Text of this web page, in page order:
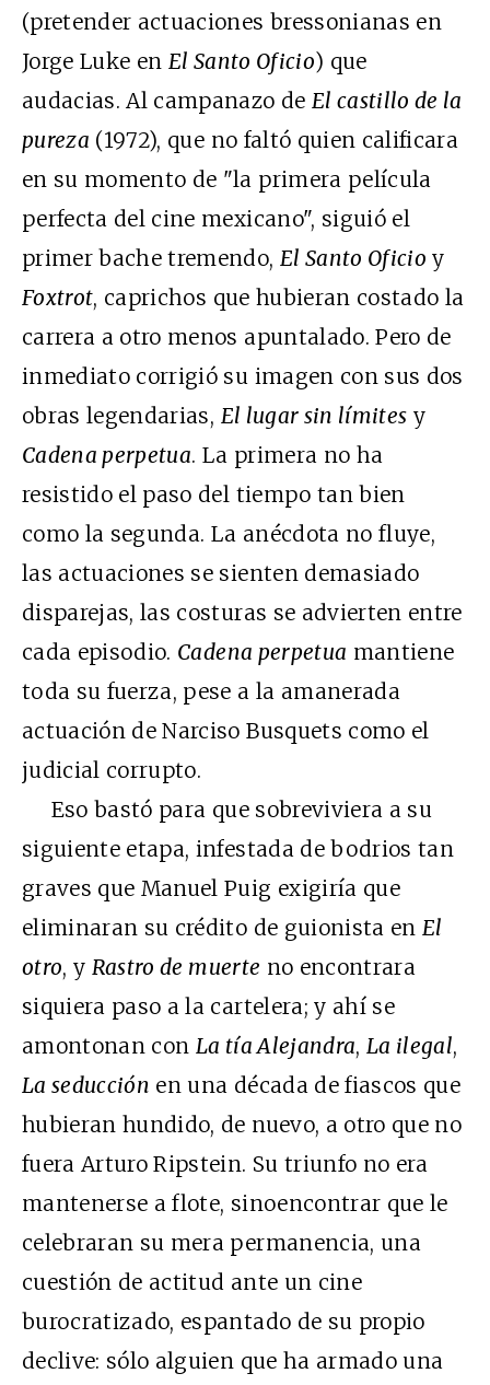
(pretender actuaciones bressonianas en
Jorge Luke en El Santo Oficio) que
audacias. Al campanazo de El castillo de la
pureza (1972), que no faltó quien calificara
en su momento de "la primera película
perfecta del cine mexicano", siguió el
primer bache tremendo, El Santo Oficio y
Foxtrot, caprichos que hubieran costado la
carrera a otro menos apuntalado. Pero de
inmediato corrigió su imagen con sus dos
obras legendarias, El lugar sin límites y
Cadena perpetua. La primera no ha
resistido el paso del tiempo tan bien
como la segunda. La anécdota no fluye,
las actuaciones se sienten demasiado
disparejas, las costuras se advierten entre
cada episodio. Cadena perpetua mantiene
toda su fuerza, pese a la amanerada
actuación de Narciso Busquets como el
judicial corrupto.
Eso bastó para que sobreviviera a su
siguiente etapa, infestada de bodrios tan
graves que Manuel Puig exigiría que
eliminaran su crédito de guionista en El
otro, y Rastro de muerte no encontrara
siquiera paso a la cartelera; y ahí se
amontonan con La tía Alejandra, La ilegal,
La seducción en una década de fiascos que
hubieran hundido, de nuevo, a otro que no
fuera Arturo Ripstein. Su triunfo no era
mantenerse a flote, sinoencontrar que le
celebraran su mera permanencia, una
cuestión de actitud ante un cine
burocratizado, espantado de su propio
declive: sólo alguien que ha armado una